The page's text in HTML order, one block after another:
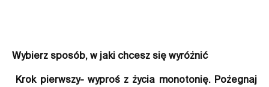
Wybierz sposób, w jaki chcesz się wyróżnić
Krok pierwszy- wyproś z życia monotonię. Pożegnaj